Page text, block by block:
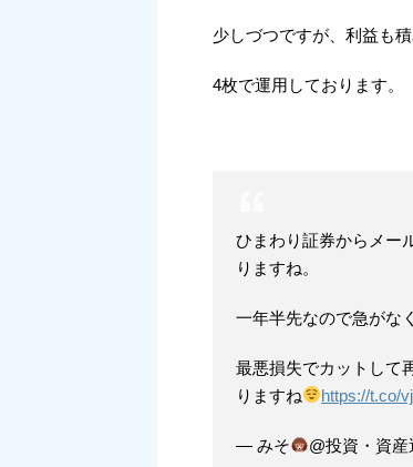
少しづつですが、利益も
4枚で運用しております。
ひまわり証券からメー
りますね。
一年半先なので急がな
最悪損失でカットして
りますね
https://t.co/
— みそ @投資・資